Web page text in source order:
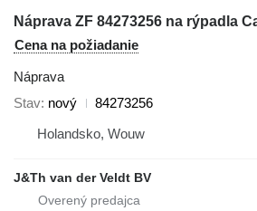
Náprava ZF 84273256 na rýpadla
Cena na požiadanie
Náprava
Stav nový
84273256
Holandsko, Wouw
J&Th van der Veldt BV